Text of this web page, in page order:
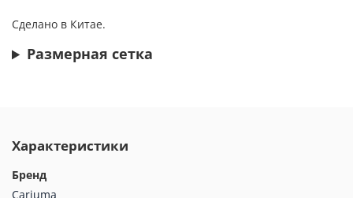
Сделано в Китае.
Размерная сетка
Характеристики
Бренд
Cariuma